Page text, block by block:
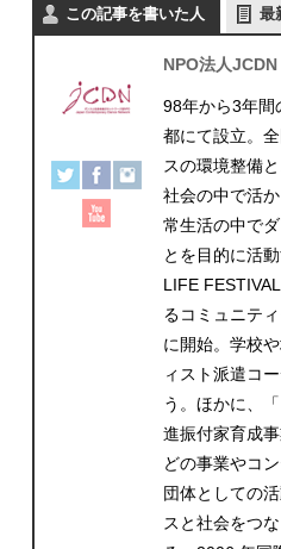
この記事を書いた人 最
NPO法人JCDN
98年から3年間
都にて設立。
スの環境整備
社会の中で活
常生活の中で
とを目的に活
LIFE
るコミュニテ
に開始。学校
ィスト派遣コ
う。ほかに、
進振付家育成
どの事業やコ
団体としての
スと社会をつ